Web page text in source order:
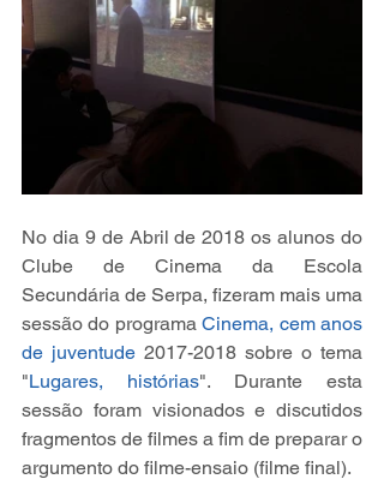
No dia 9 de Abril de 2018 os alunos do
Clube de Cinema da Escola
Secundária de Serpa, fizeram mais uma
sessão do programa Cinema, cem anos
de juventude 2017-2018 sobre o tema
"Lugares, histórias". Durante esta
sessão foram visionados e discutidos
fragmentos de filmes a fim de preparar o
argumento do filme-ensaio (filme final).